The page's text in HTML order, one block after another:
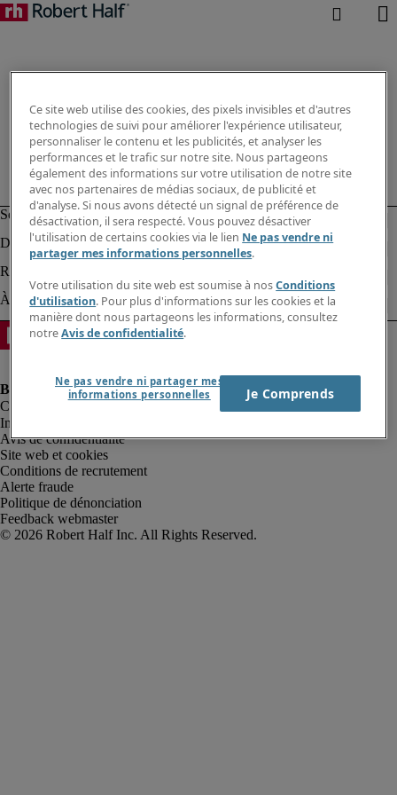
Informations sur la société
Avis de confidentialité
Site web et cookies
Conditions de recrutement
Alerte fraude
Politique de dénonciation
Feedback webmaster
Ce site web utilise des cookies, des pixels invisibles et d'autres
technologies de suivi pour améliorer l'expérience utilisateur,
personnaliser le contenu et les publicités, et analyser les
performances et le trafic sur notre site. Nous partageons
également des informations sur votre utilisation de notre site
avec nos partenaires de médias sociaux, de publicité et
d'analyse. Si nous avons détecté un signal de préférence de
désactivation, il sera respecté. Vous pouvez désactiver
l'utilisation de certains cookies via le lien Ne pas vendre ni
partager mes informations personnelles.
Votre utilisation du site web est soumise à nosConditions
d'utilisation. Pour plus d'informations sur les cookies et la
manière dont nous partageons les informations, consultez
notreAvis de confidentialité.
Ne pas vendre ni partager mes
informations personnelles
Je Comprends